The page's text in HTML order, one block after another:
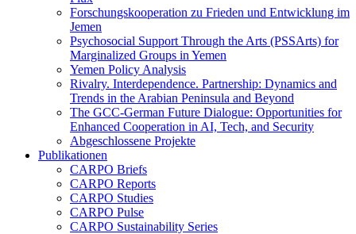
Forschungskooperation zu Frieden und Entwicklung im
Jemen
Psychosocial Support Through the Arts (PSSArts) for
Marginalized Groups in Yemen
Yemen Policy Analysis
Rivalry. Interdependence. Partnership: Dynamics and
Trends in the Arabian Peninsula and Beyond
The GCC-German Future Dialogue: Opportunities for
Enhanced Cooperation in AI, Tech, and Security
Abgeschlossene Projekte
Publikationen
CARPO Briefs
CARPO Reports
CARPO Studies
CARPO Pulse
CARPO Sustainability Series